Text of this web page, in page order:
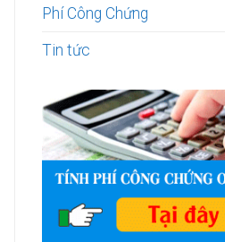
Phí Công Chứng
Tin tức